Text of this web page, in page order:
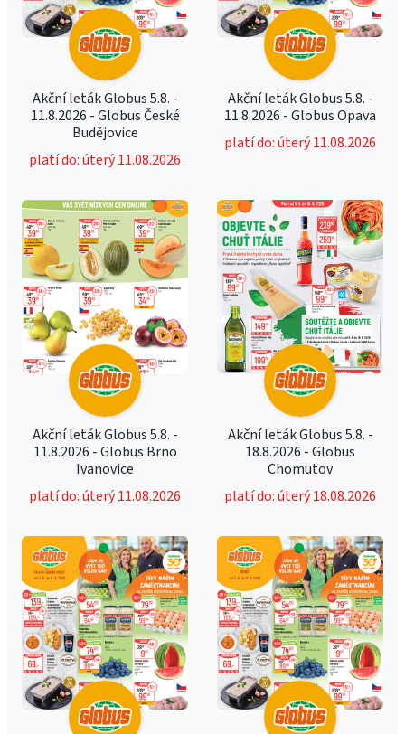
Akční leták Globus 5.8. -
11.8.2026 - Globus České
Budějovice
platí do: úterý 11.08.2026
Akční leták Globus 5.8. -
11.8.2026 - Globus Opava
platí do: úterý 11.08.2026
Akční leták Globus 5.8. -
11.8.2026 - Globus Brno
Ivanovice
platí do: úterý 11.08.2026
Akční leták Globus 5.8. -
18.8.2026 - Globus
Chomutov
platí do: úterý 18.08.2026